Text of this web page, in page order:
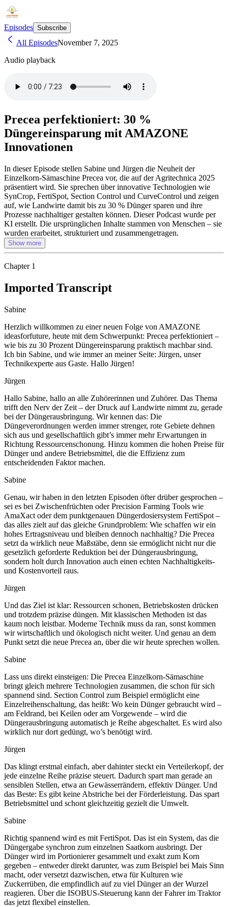
Episodes Subscribe
All EpisodesNovember 7, 2025
Audio playback
Precea perfektioniert: 30 %
Düngereinsparung mit AMAZONE
Innovationen
In dieser Episode stellen Sabine und Jürgen die Neuheit der
Einzelkorn-Sämaschine Precea vor, die auf der Agritechnica 2025
präsentiert wird. Sie sprechen über innovative Technologien wie
SynCrop, FertiSpot, Section Control und CurveControl und zeigen
auf, wie Landwirte damit bis zu 30 % Dünger sparen und ihre
Prozesse nachhaltiger gestalten können. Dieser Podcast wurde per
KI erstellt. Die ursprünglichen Inhalte stammen von Menschen – sie
wurden erarbeitet, strukturiert und zusammengetragen.
Show more
Chapter 1
Imported Transcript
Sabine
Herzlich willkommen zu einer neuen Folge von AMAZONE
ideasforfuture, heute mit dem Schwerpunkt: Precea perfektioniert –
wie bis zu 30 Prozent Düngereinsparung praktisch machbar sind.
Ich bin Sabine, und wie immer an meiner Seite: Jürgen, unser
Technikexperte aus Gaste. Hallo Jürgen!
Jürgen
Hallo Sabine, hallo an alle Zuhörerinnen und Zuhörer. Das Thema
trifft den Nerv der Zeit – der Druck auf Landwirte nimmt zu, gerade
bei der Düngerausbringung. Wir kennen das: Die
Düngeverordnungen werden immer strenger, rote Gebiete dehnen
sich aus und gesellschaftlich gibt’s immer mehr Erwartungen in
Richtung Ressourcenschonung. Hinzu kommen die hohen Preise für
Dünger und andere Betriebsmittel, die die Effizienz zum
entscheidenden Faktor machen.
Sabine
Genau, wir haben in den letzten Episoden öfter drüber gesprochen –
sei es bei Zwischenfrüchten oder Precision Farming Tools wie
AmaXact oder dem punktgenauen Düngerdosiersystem FertiSpot –
das alles zielt auf das gleiche Grundproblem: Wie schaffen wir ein
hohes Ertragsniveau und bleiben dennoch nachhaltig? Die Precea
setzt da wirklich neue Maßstäbe, denn sie ermöglicht nicht nur die
gesetzlich geforderte Reduktion bei der Düngerausbringung,
sondern holt durch Innovation auch einen echten Nachhaltigkeits-
und Kostenvorteil raus.
Jürgen
Und das Ziel ist klar: Ressourcen schonen, Betriebskosten drücken
und trotzdem präzise düngen. Mit klassischen Methoden ist das
kaum noch leistbar. Moderne Technik muss da ran, sonst kommen
wir wirtschaftlich und ökologisch nicht weiter. Und genau an dem
Punkt setzt die neue Precea an, über die wir heute sprechen wollen.
Sabine
Lass uns direkt einsteigen: Die Precea Einzelkorn-Sämaschine
bringt gleich mehrere Technologien zusammen, die schon für sich
spannend sind. Section Control zum Beispiel ermöglicht eine
Einzelreihenschaltung, das heißt: Wo kein Dünger gebraucht wird –
am Feldrand, bei Keilen oder am Vorgewende – wird die
Düngerausbringung automatisch je Reihe abgeschaltet. Es wird also
wirklich nur dort gedüngt, wo’s benötigt wird.
Jürgen
Das klingt erstmal einfach, aber dahinter steckt ein Verteilerkopf, der
jede einzelne Reihe präzise steuert. Dadurch spart man gerade an
sensiblen Stellen, etwa an Gewässerrändern, effektiv Dünger. Und
das Beste: Es gibt keine Abstriche bei der Förderleistung. Das spart
Betriebsmittel und schont gleichzeitig gezielt die Umwelt.
Sabine
Richtig spannend wird es mit FertiSpot. Das ist ein System, das die
Düngergabe synchron zum einzelnen Saatkorn ausbringt. Der
Dünger wird im Portionierer gesammelt und exakt zum Korn
gegeben – entweder direkt darunter, was zum Beispiel bei Mais Sinn
macht, oder versetzt dazwischen, etwa für Kulturen wie
Zuckerrüben, die empfindlich auf zu viel Dünger an der Wurzel
reagieren. Über die ISOBUS-Steuerung kann der Fahrer im Traktor
das jetzt flexibel einstellen.